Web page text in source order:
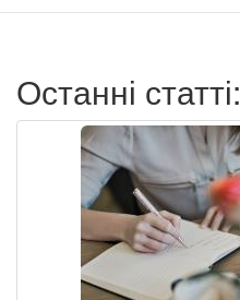
Останні статті: